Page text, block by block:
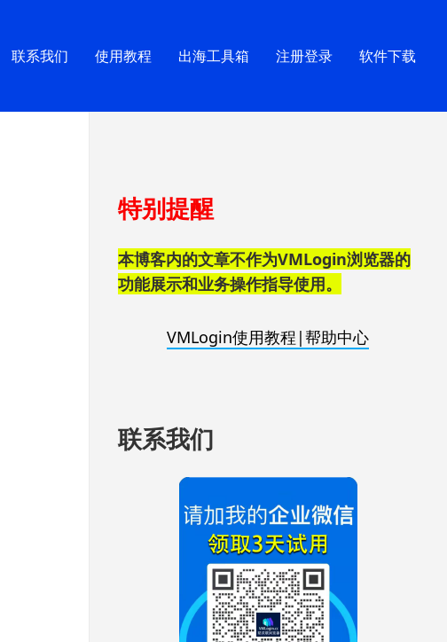
联系我们 使用教程 出海工具箱 注册登录 软件下载
至
脚
特别提醒
本博客内的文章不作为VMLogin浏览器的
功能展示和业务操作指导使用。
VMLogin使用教程|帮助中心
联系我们